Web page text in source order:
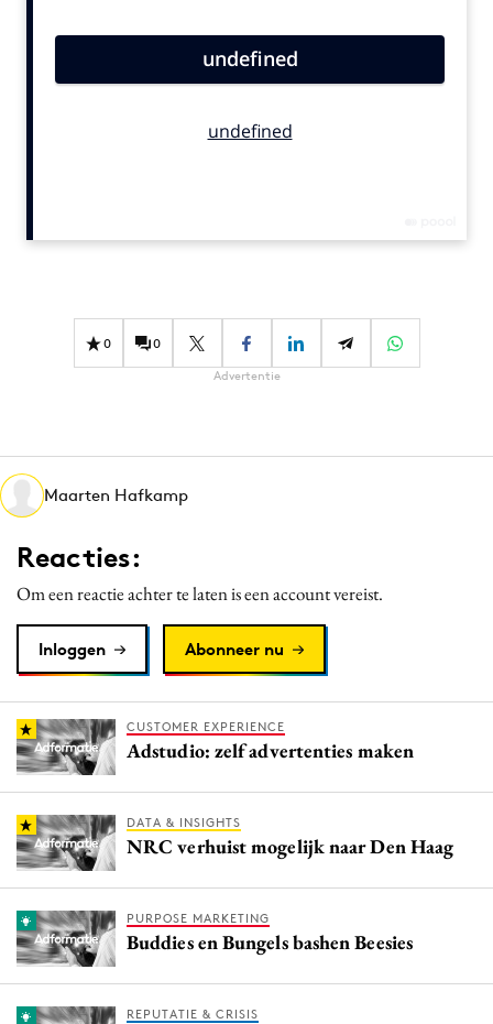
Carriere
Diversiteit
Interne communicatie
Martech
Media
Merkstrategie
PR
Purpose Marketing
Reputatie & crisis
0 0
Advertentie
Maarten Hafkamp
Reacties:
Om een reactie achter te laten is een account vereist.
Inloggen Abonneer nu
CUSTOMER EXPERIENCE
Adstudio: zelf advertenties maken
DATA & INSIGHTS
NRC verhuist mogelijk naar Den Haag
PURPOSE MARKETING
Buddies en Bungels bashen Beesies
REPUTATIE & CRISIS